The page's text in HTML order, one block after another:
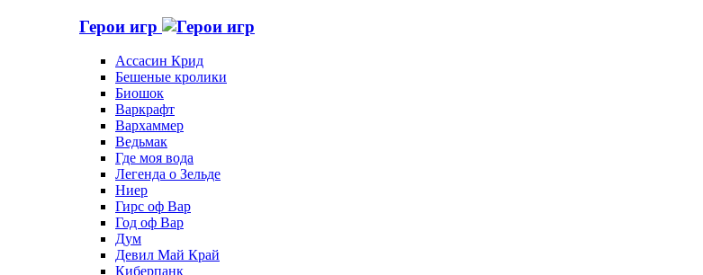
Герои игр
Ассасин Крид
Бешеные кролики
Биошок
Варкрафт
Вархаммер
Ведьмак
Где моя вода
Легенда о Зельде
Ниер
Гирс оф Вар
Год оф Вар
Дум
Девил Май Край
Киберпанк